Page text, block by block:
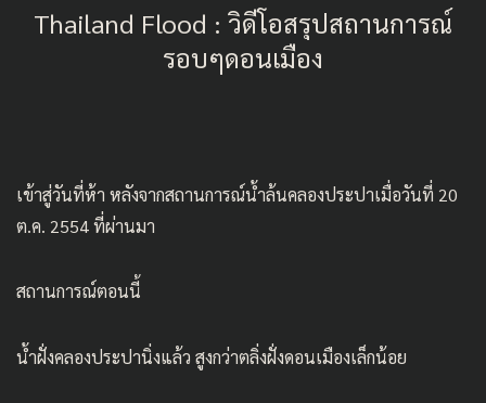
Thailand Flood : วิดีโอสรุปสถานการณ์
รอบๆดอนเมือง
เข้าสู่วันที่ห้า หลังจากสถานการณ์น้ำล้นคลองประปาเมื่อวันที่ 20
ต.ค. 2554 ที่ผ่านมา
สถานการณ์ตอนนี้
น้ำฝั่งคลองประปานิ่งแล้ว สูงกว่าตลิ่งฝั่งดอนเมืองเล็กน้อย